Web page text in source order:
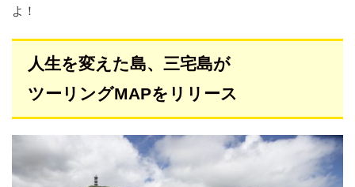
よ！
人生を変えた島、三宅島が
ツーリングMAPをリリース